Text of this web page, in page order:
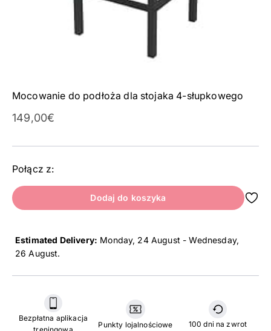
Mocowanie do podłoża dla stojaka 4-słupkowego
Cena promocyjna
149,00€
Połącz z:
Dodaj do koszyka
Estimated Delivery: Monday, 24 August - Wednesday,
26 August.
Bezpłatna aplikacja
Punkty lojalnościowe 100 dni na zwrot